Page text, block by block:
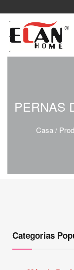
PERNAS
Casa /
Categorias